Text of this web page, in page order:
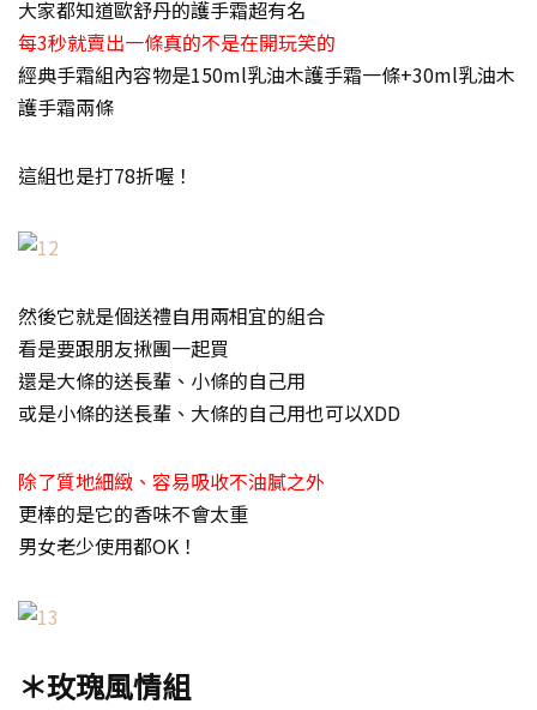
大家都知道歐舒丹的護手霜超有名
每3秒就賣出一條真的不是在開玩笑的
經典手霜組內容物是150ml乳油木護手霜一條+30ml乳油木
護手霜兩條
這組也是打78折喔！
然後它就是個送禮自用兩相宜的組合
看是要跟朋友揪團一起買
還是大條的送長輩、小條的自己用
或是小條的送長輩、大條的自己用也可以XDD
除了質地細緻、容易吸收不油膩之外
更棒的是它的香味不會太重
男女老少使用都OK！
＊玫瑰風情組